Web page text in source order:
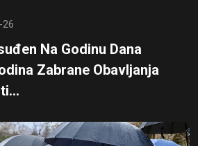
26
Na Godinu Dana
Zabrane Obavljanja